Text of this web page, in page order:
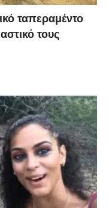
ταπεραμέντο
τους